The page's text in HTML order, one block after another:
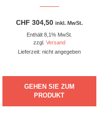
CHF 304,50 inkl. MwSt.
Enthält 8,1% MwSt.
zzgl. Versand
Lieferzeit: nicht angegeben
GEHEN SIE ZUM
PRODUKT